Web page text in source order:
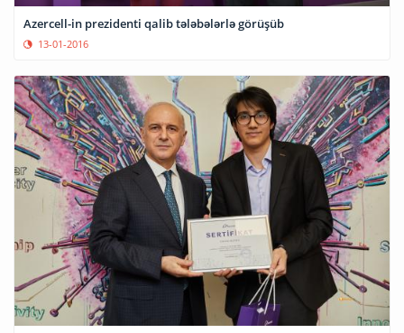
Azercell-in prezidenti qalib tələbələrlə görüşüb
13-01-2016